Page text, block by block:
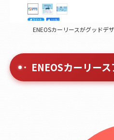
ENEOSカーリースがグッドデ
ENEOSカーリー